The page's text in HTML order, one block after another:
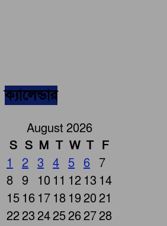
ক্যালেন্ডার
August 2026
S S M T W T F
1
2 3 4 5 6
7
8 9 10 11 12 13 14
15 16 17 18 192021
22232425262728